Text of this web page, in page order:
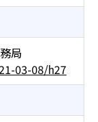
局
03-08/h27